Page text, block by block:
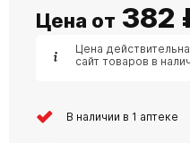
Цена от 382
Цена
сайт товаров в
В наличии в 1 аптеке